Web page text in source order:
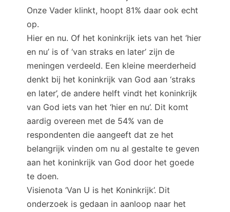
Onze Vader klinkt, hoopt 81% daar ook echt
op.
Hier en nu. Of het koninkrijk iets van het ‘hier
en nu’ is of ‘van straks en later’ zijn de
meningen verdeeld. Een kleine meerderheid
denkt bij het koninkrijk van God aan ‘straks
en later’, de andere helft vindt het koninkrijk
van God iets van het ‘hier en nu’. Dit komt
aardig overeen met de 54% van de
respondenten die aangeeft dat ze het
belangrijk vinden om nu al gestalte te geven
aan het koninkrijk van God door het goede
te doen.
Visienota ‘Van U is het Koninkrijk’. Dit
onderzoek is gedaan in aanloop naar het